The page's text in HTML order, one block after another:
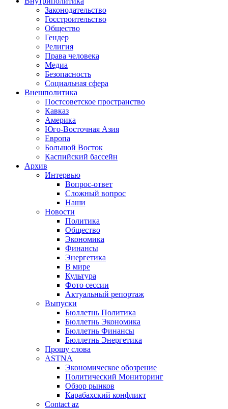
Законодательство
Госстроительство
Общество
Гендер
Религия
Права человека
Медиа
Безопасность
Социальная сфера
Внешполитика
Постсоветское пространство
Кавказ
Америка
Юго-Восточная Азия
Европа
Большой Восток
Каспийский бассейн
Архив
Интервью
Вопрос-ответ
Сложный вопрос
Наши
Новости
Политика
Общество
Экономика
Финансы
Энергетика
В мире
Культура
Фото сессии
Актуальный репортаж
Выпуски
Бюллетнь Политика
Бюллетнь Экономика
Бюллетнь Финансы
Бюллетнь Энергетика
Прошу слова
ASTNA
Экономическое обозрение
Политический Мониторинг
Обзор рынков
Карабахский конфликт
Contact az